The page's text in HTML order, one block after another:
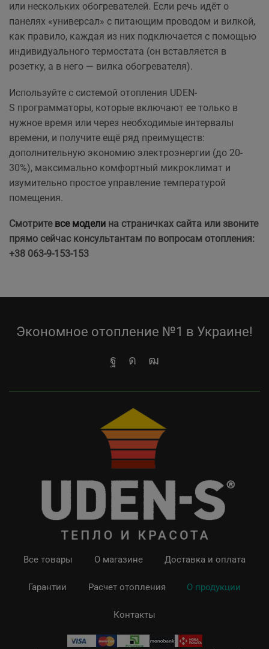
или нескольких обогревателей. Если речь идёт о
панелях «универсал» с питающим проводом и вилкой,
как правило, каждая из них подключается с помощью
индивидуального термостата (он вставляется в
розетку, а в него — вилка обогревателя).
Используйте с системой отопления UDEN-
S программаторы, которые включают ее только в
нужное время или через необходимые интервалы
времени, и получите ещё ряд преимуществ:
дополнительную экономию электроэнергии (до 20-
30%), максимально комфортный микроклимат и
изумительно простое управление температурой
помещения.
Смотрите все модели на страничках сайта или звоните
прямо сейчас консультантам по вопросам отопления:
+38 063-9-153-153
Экономное отопление №1 в Украине!
Все товары О магазине Доставка и оплата
Гарантии Расчет отопления О продукции
Контакты